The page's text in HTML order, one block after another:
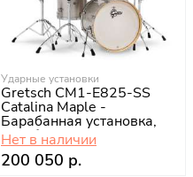
Ударные установки
Gretsch CM1-E825-SS
Catalina Maple -
Барабанная установка,
серебристая
Нет в наличии
200 050 р.